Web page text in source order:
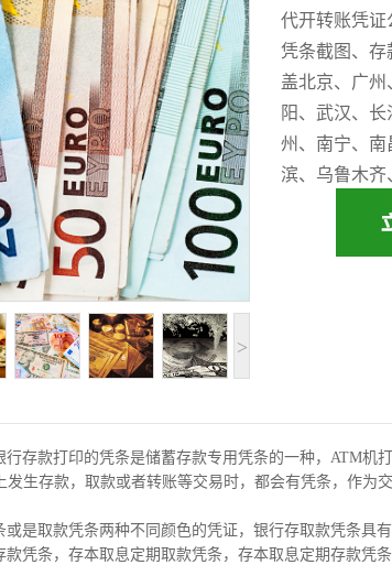
>
代开转账凭证
凭条截图、存
盖北京、广
阳、武汉、
州、南宁、南
滨、乌鲁木齐
行存款打印的凭条是储蓄存款专用凭条的一种，ATM机
发生存款，取款或者转账等交易时，都会有凭条，作为
或是取款凭条两种不同颜色的凭证，银行存取款凭条具
凭条，存本取息定期取款凭条，存本取息定期存款凭